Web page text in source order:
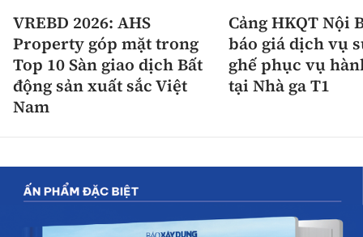
VREBD 2026: AHS
Property góp mặt trong
Top 10 Sàn giao dịch Bất
động sản xuất sắc Việt
Nam
Cảng HKQT Nội
báo giá dịch vụ
ghế phục vụ
tại Nhà ga T1